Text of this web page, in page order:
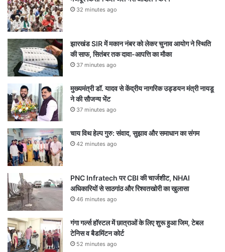
32 minutes ago
झारखंड SIR में मकान नंबर को लेकर चुनाव आयोग ने स्थिति
की साफ, सितंबर तक दावा-आपत्ति का मौका
37 minutes ago
मुख्यमंत्री डॉ. यादव से केंद्रीय नागरिक उड्डयन मंत्री नायडू
ने की सौजन्य भेंट
37 minutes ago
चाय विथ हेल्प गुरु: संवाद, सुझाव और समाधान का संगम
42 minutes ago
PNC Infratech पर CBI की चार्जशीट, NHAI
अधिकारियों से साठगांठ और रिश्वतखोरी का खुलासा
46 minutes ago
गंगा गर्ल्स हॉस्टल में छात्राओं के लिए शुरू हुआ जिम, टेबल
टेनिस व बैडमिंटन कोर्ट
52 minutes ago